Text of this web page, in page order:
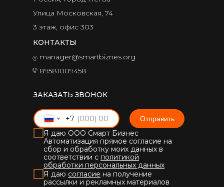
Улица Московская, 74
3 этаж, офис 303
manager@smartbiznes.org
89581009458
+7
Я даю ООО Смарт Бизнес
Автоматизация прямое согласие на
сбор и обработку моих данных в
соответствии с политикой
обработки персональных данных
Я даю согласие на получение
рассылки и рекламных материалов
Отправить
КОНТАКТЫ
ЗАКАЗАТЬ ЗВОНОК